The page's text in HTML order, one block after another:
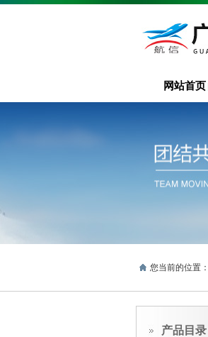
网站首页
您当前的位置
产品目录